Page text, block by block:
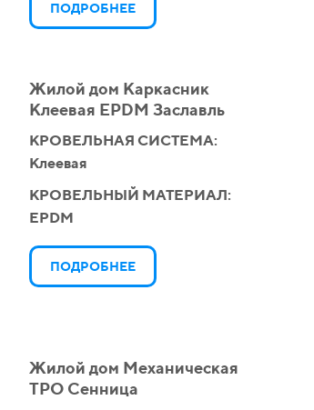
ПОДРОБНЕЕ
Жилой дом Каркасник
Клеевая EPDM Заславль
КРОВЕЛЬНАЯ СИСТЕМА:
Клеевая
КРОВЕЛЬНЫЙ МАТЕРИАЛ:
EPDM
ПОДРОБНЕЕ
Жилой дом Механическая
ТPO Сенница